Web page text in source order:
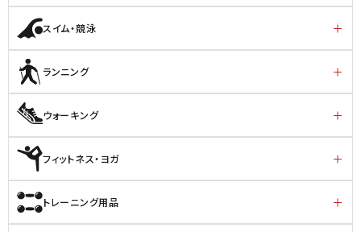
スイム・競泳
ランニング
ウォーキング
フィットネス・ヨガ
トレーニング用品